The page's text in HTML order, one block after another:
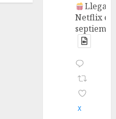
Llega a
Netflix en
X